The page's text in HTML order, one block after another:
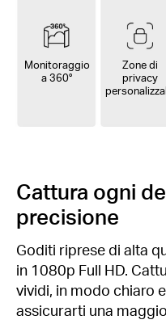
Monitoraggio
a 360°
Zone di
privacy
‌Cattura ogni
precisione
Goditi riprese di alta
in 1080p Full HD.
vividi, in modo chiaro
assicurarti una